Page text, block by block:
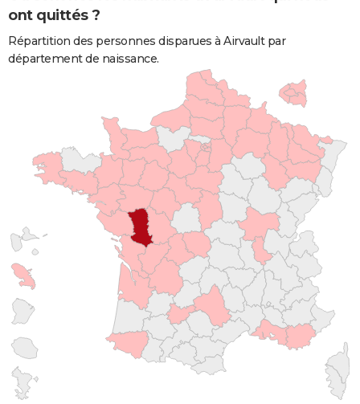
ont quittés ?
Répartition des personnes disparues à Airvault par
département de naissance.